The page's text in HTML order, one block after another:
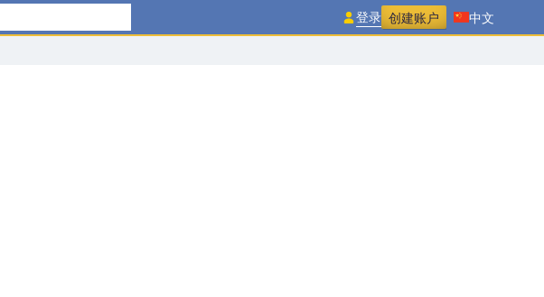
登录 创建账户 中文